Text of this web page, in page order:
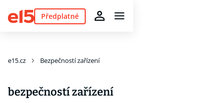
Předplatné
e15.cz Bezpečností zařízení
bezpečností zařízení